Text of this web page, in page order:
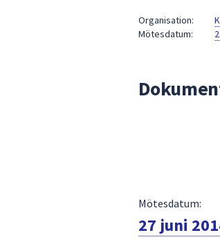
att
att
välja
Organisation:
Mötesdatum:
Mötesdatum:
27 juni